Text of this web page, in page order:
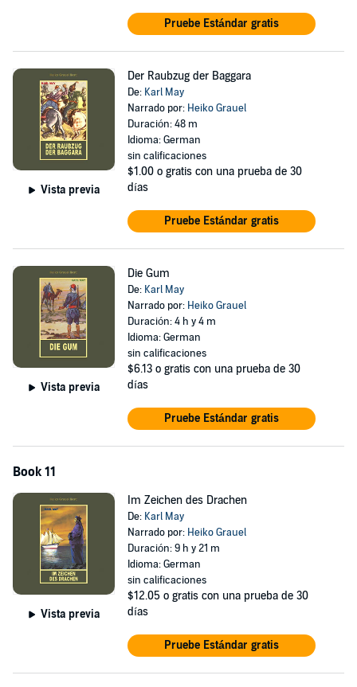
Pruebe Estándar gratis
Vista previa
Der Raubzug der Baggara
De: Karl May
Narrado por: Heiko Grauel
Duración: 48 m
Idioma: German
sin calificaciones
$1.00 o gratis con una prueba de 30
días
Pruebe Estándar gratis
Vista previa
Die Gum
De: Karl May
Narrado por: Heiko Grauel
Duración: 4 h y 4 m
Idioma: German
sin calificaciones
$6.13 o gratis con una prueba de 30
días
Pruebe Estándar gratis
Book 11
Vista previa
Im Zeichen des Drachen
De: Karl May
Narrado por: Heiko Grauel
Duración: 9 h y 21 m
Idioma: German
sin calificaciones
$12.05 o gratis con una prueba de 30
días
Pruebe Estándar gratis